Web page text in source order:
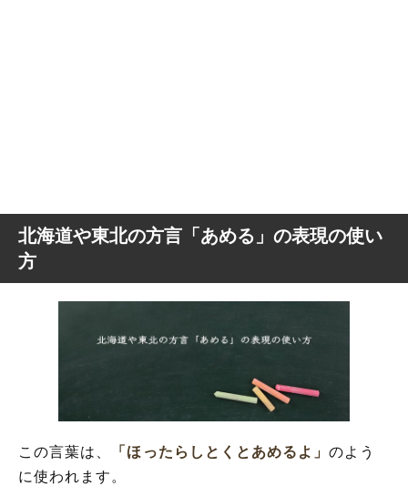
北海道や東北の方言「あめる」の表現の使い
方
この言葉は、 「ほったらしとくとあめるよ」のよう
に使われます。